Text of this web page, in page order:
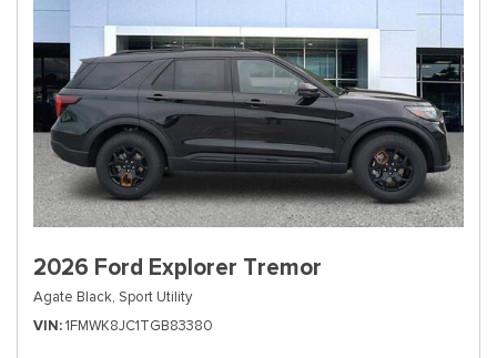
2026 Ford Explorer Tremor
Agate Black, Sport Utility
VIN 1FMWK8JC1TGB83380